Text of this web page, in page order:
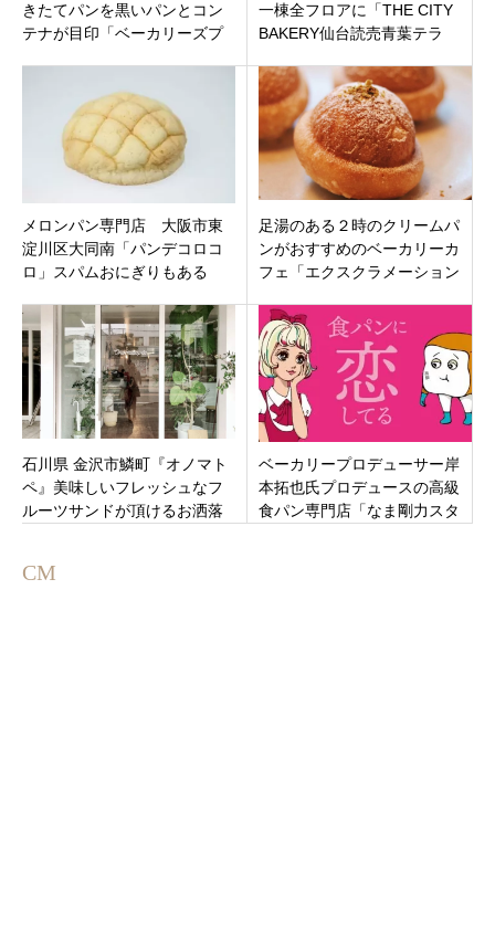
きたてパンを黒いパンとコン
テナが目印「ベーカリーズプ
一棟全フロアに「THE CITY
BAKERY仙台読売青葉テラ
バーも
メロンパン専門店 大阪市東
淀川区大同南「パンデコロコ
ロ」スパムおにぎりもある
足湯のある２時のクリームパ
ンがおすすめのベーカリーカ
フェ「エクスクラメーション
渓温泉西
石川県 金沢市鱗町『オノマト
ペ』美味しいフレッシュなフ
ルーツサンドが頂けるお洒落
ベーカリープロデューサー岸
本拓也氏プロデュースの高級
食パン専門店「なま剛力スタ
CM